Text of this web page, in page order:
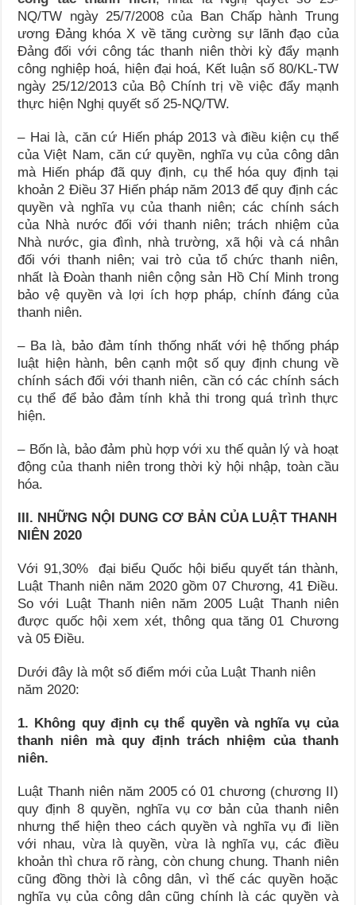
NQ/TW ngày 25/7/2008 của Ban Chấp hành Trung
ương Đảng khóa X về tăng cường sự lãnh đạo của
Đảng đối với công tác thanh niên thời kỳ đẩy mạnh
công nghiệp hoá, hiện đại hoá, Kết luận số 80/KL-TW
ngày 25/12/2013 của Bộ Chính trị về việc đẩy mạnh
thực hiện Nghị quyết số 25-NQ/TW.
– Hai là, căn cứ Hiến pháp 2013 và điều kiện cụ thể
của Việt Nam, căn cứ quyền, nghĩa vụ của công dân
mà Hiến pháp đã quy định, cụ thể hóa quy định tại
khoản 2 Điều 37 Hiến pháp năm 2013 để quy định các
quyền và nghĩa vụ của thanh niên; các chính sách
của Nhà nước đối với thanh niên; trách nhiệm của
Nhà nước, gia đình, nhà trường, xã hội và cá nhân
đối với thanh niên; vai trò của tổ chức thanh niên,
nhất là Đoàn thanh niên cộng sản Hồ Chí Minh trong
bảo vệ quyền và lợi ích hợp pháp, chính đáng của
thanh niên.
– Ba là, bảo đảm tính thống nhất với hệ thống pháp
luật hiện hành, bên cạnh một số quy định chung về
chính sách đối với thanh niên, cần có các chính sách
cụ thể để bảo đảm tính khả thi trong quá trình thực
hiện.
– Bốn là, bảo đảm phù hợp với xu thế quản lý và hoạt
động của thanh niên trong thời kỳ hội nhập, toàn cầu
hóa.
III. NHỮNG NỘI DUNG CƠ BẢN CỦA LUẬT THANH
NIÊN 2020
Với 91,30% đại biểu Quốc hội biểu quyết tán thành,
Luật Thanh niên năm 2020 gồm 07 Chương, 41 Điều.
So với Luật Thanh niên năm 2005 Luật Thanh niên
được quốc hội xem xét, thông qua tăng 01 Chương
và 05 Điều.
Dưới đây là một số điểm mới của Luật Thanh niên
năm 2020:
1. Không quy định cụ thể quyền và nghĩa vụ của
thanh niên mà quy định trách nhiệm của thanh
niên.
Luật Thanh niên năm 2005 có 01 chương (chương II)
quy định 8 quyền, nghĩa vụ cơ bản của thanh niên
nhưng thể hiện theo cách quyền và nghĩa vụ đi liền
với nhau, vừa là quyền, vừa là nghĩa vụ, các điều
khoản thì chưa rõ ràng, còn chung chung. Thanh niên
cũng đồng thời là công dân, vì thế các quyền hoặc
nghĩa vụ của công dân cũng chính là các quyền và